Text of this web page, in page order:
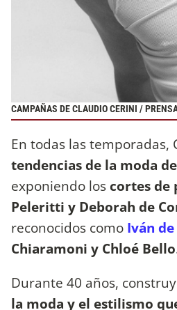
CAMPAÑAS DE CLAUDIO CERINI /
En todas las temporadas,
tendencias de la moda
exponiendo los cortes de
Peleritti y Deborah de
reconocidos como Iván
Chiaramoni y Chloé Bello
Durante 40 años,
la moda y el estilismo